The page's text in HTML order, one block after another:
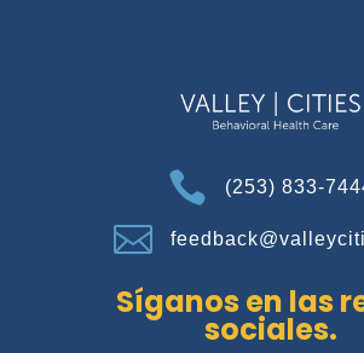
 (253) 833-

Síganos en las
sociales.